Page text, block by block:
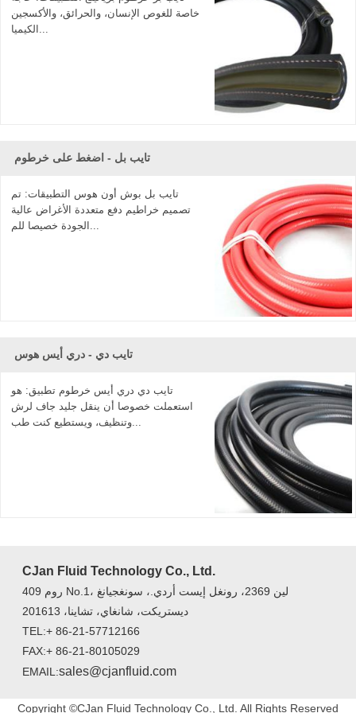
ممتازة بعد البيع" كما تينيت. مرحبا بكم في الاتصال بنا.
خاصة للغوص الإنسان، والحرائق، والأكسجين
تايب بل - اضغط على خرطوم
تايب بل بوش أون هوس التطبيقات: تم
تصميم خراطيم دفع متعددة الأغراض عالية
تايب دي - دري أيس هوس
تايب دي دري أيس خرطوم تطبيق: هو
استعملت خصوصا أن ينقل جليد جاف لرش
CJan Fluid Technology Co., Ltd.
روم 409 No.1، لين 2369، رونغل إيست أردي.، سونغجيانغ
ديستريكت، شانغاي، تشاينا، 201613
TEL:+ 86-21-57712166
FAX:+ 86-21-80105029
EMAIL:sales@cjanfluid.com
Copyright ©CJan Fluid Technology Co., Ltd. All Rights Reserved